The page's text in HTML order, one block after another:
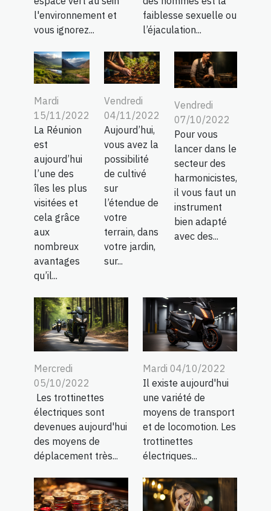
l'environnement et
vous ignorez...
faiblesse sexuelle ou
l’éjaculation...
Mardi
15/11/2022
La Réunion
est
aujourd’hui
l’une des
îles les plus
visitées et
cela grâce
aux
nombreux
avantages
qu’il...
Vendredi
04/11/2022
Aujourd’hui,
vous avez la
possibilité
de cultivé
sur
l’étendue de
votre
terrain, dans
votre jardin,
sur...
Vendredi
07/10/2022
Pour vous
lancer dans le
secteur des
harmonicistes,
il vous faut un
instrument
bien adapté
avec des...
Mercredi
05/10/2022
Les trottinettes
électriques sont
devenues aujourd'hui
des moyens de
déplacement très...
Mardi 04/10/2022
Il existe aujourd'hui
une variété de
moyens de transport
et de locomotion. Les
trottinettes
électriques...